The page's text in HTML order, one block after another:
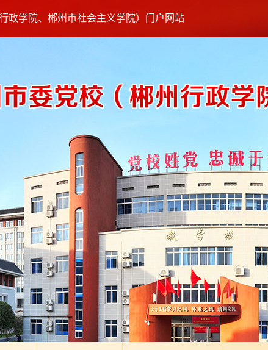
政学院、郴州市社会主义学院）门户网站